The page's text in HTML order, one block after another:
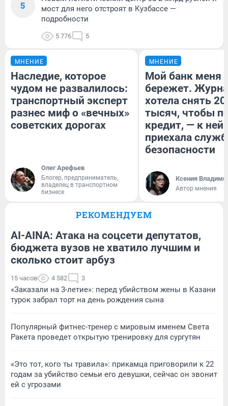
5
мост для него отстроят в Кузбассе —
подробности
5 776 5
МНЕНИЕ
Наследие, которое
чудом не развалилось:
транспортный эксперт
разнес миф о «вечных»
советских дорогах
Олег Арефьев
Блогер, предприниматель,
владелец в транспортном
бизнесе
МНЕНИЕ
Мой банк меня
бережет.
хотела снять
тысяч, чтобы
кредит, — к
приехала
безопасности
Ксения
Автор мнения
РЕКОМЕНДУЕМ
AI-AINA: Атака на соцсети депутатов,
бюджета вузов не хватило лучшим и
сколько стоит арбуз
15 часов 4 582 3
«Заказали на 3-летие»: перед убийством жены в Казани
турок забрал торт на день рождения сына
Популярный фитнес-тренер с мировым именем Света
Ракета проведет открытую тренировку для сургутян
«Это тот, кого ты травила»: прикамца приговорили к 22
годам за убийство семьи его девушки, сейчас он звонит
ей с угрозами